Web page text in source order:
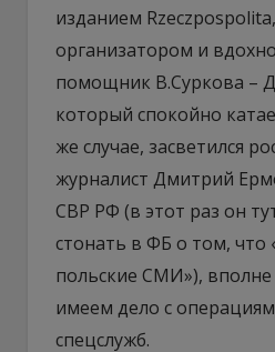
изданием
организатором и
помощник В.Суркова –
который спокойно
же случае, засветился
журналист Дмитрий
СВР РФ (в этот раз он
стонать в ФБ о том, что
польские СМИ»),
имеем дело с
спецслужб.